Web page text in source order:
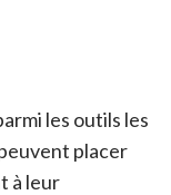
les outils les
placer
à leur